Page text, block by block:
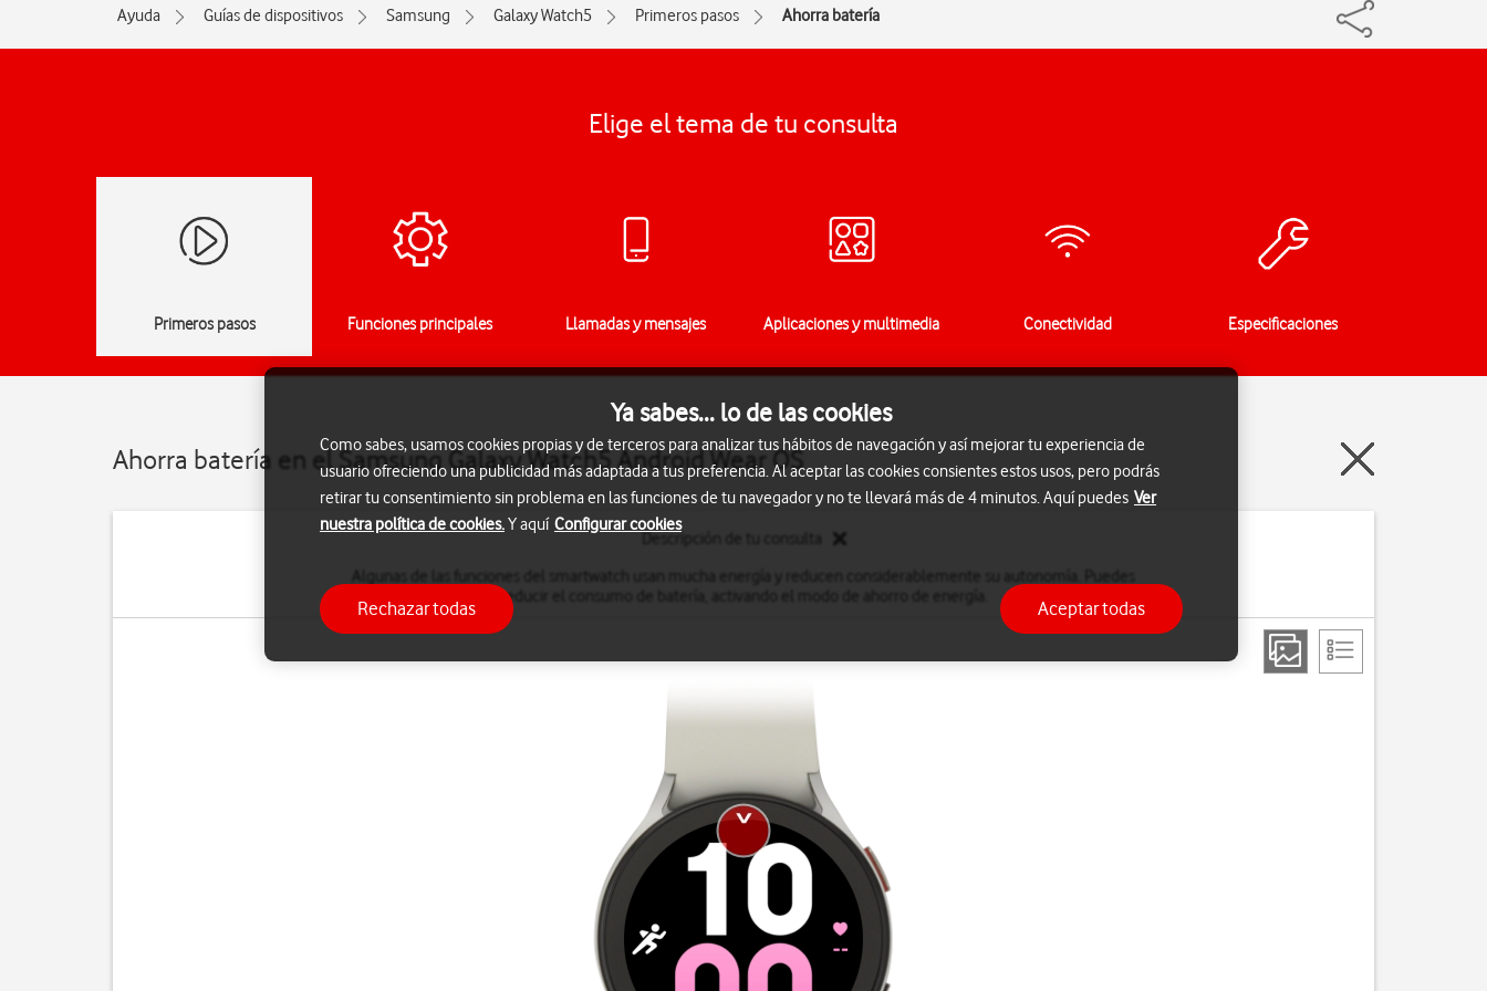
Ayuda Guías de dispositivos Samsung Galaxy Watch5 Primeros pasos Ahorra batería
Elige el tema de tu consulta
Primeros pasos Funciones principales Llamadas y mensajes Aplicaciones y multimedia Conectividad Especificaciones
Ahorra batería en el Samsung Galaxy Watch5 Android Wear OS
Descripción de tu consulta
Algunas de las funciones del smartwatch usan mucha energía y reducen considerablemente su autonomía. Puedes
reducir el consumo de batería, activando el modo de ahorro de energía.
Ya sabes... lo de las cookies
Como sabes, usamos cookies propias y de terceros para analizar tus hábitos de navegación y así mejorar tu experiencia de
usuario ofreciendo una publicidad más adaptada a tus preferencia. Al aceptar las cookies consientes estos usos, pero podrás
retirar tu consentimiento sin problema en las funciones de tu navegador y no te llevará más de 4 minutos. Aquí puedes Ver
nuestra política de cookies.Y aquí Configurar cookies
Rechazar todas Aceptar todas